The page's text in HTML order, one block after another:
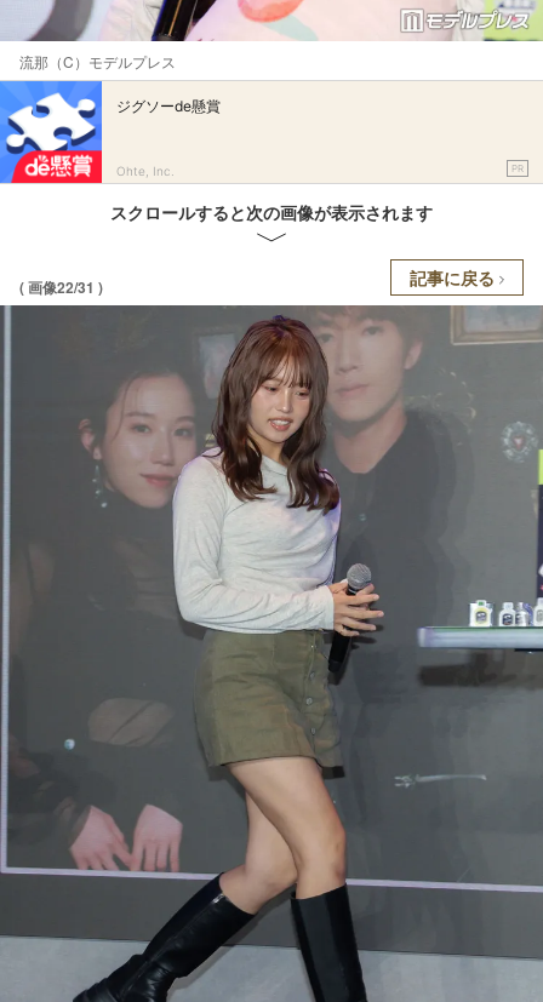
流那（C）モデルプレス
ジグソーde懸賞
Ohte, Inc. PR
スクロールすると次の画像が表示されます
( 画像22/31 ) 記事に戻る